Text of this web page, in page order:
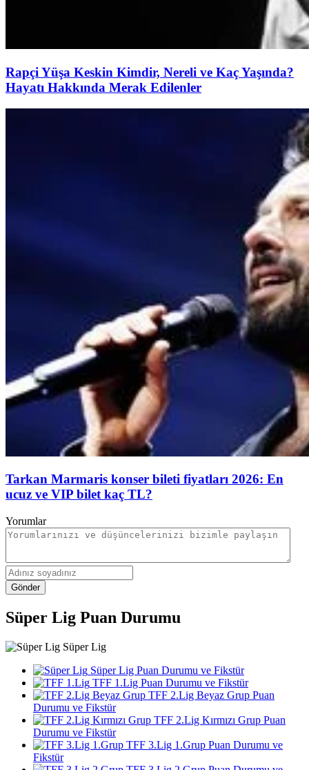
Rapçi Yüşa Keskin Kimdir, Nereli ve Kaç Yaşında?
Hayatı Hakkında Merak Edilenler
Tarkan Marmaris konser bileti fiyatları 2026: En
ucuz ve VIP bilet kaç TL?
Yorumlar
Gönder
Süper Lig Puan Durumu
Süper Lig
Süper Lig Puan Durumu ve Fikstür
TFF 1.Lig Puan Durumu ve Fikstür
TFF 2.Lig Beyaz Grup Puan
Durumu ve Fikstür
TFF 2.Lig Kırmızı Grup Puan
Durumu ve Fikstür
TFF 3.Lig 1.Grup Puan Durumu ve
Fikstür